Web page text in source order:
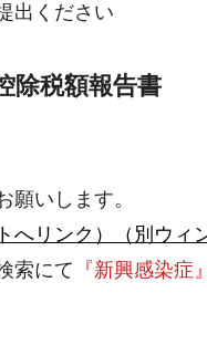
出ください
除税額報告書
願いします。
リンク）（別ウィ
索にて 『新興感染症』